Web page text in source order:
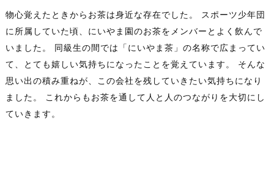
物心覚えたときからお茶は身近な存在でした。 スポーツ少年団
に所属していた頃、にいやま園のお茶をメンバーとよく飲んで
いました。 同級生の間では「にいやま茶」の名称で広まってい
て、とても嬉しい気持ちになったことを覚えています。 そんな
思い出の積み重ねが、この会社を残していきたい気持ちになり
ました。 これからもお茶を通して人と人のつながりを大切にし
ていきます。